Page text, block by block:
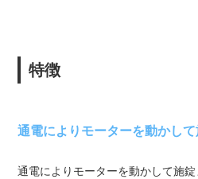
特徴
通電によりモーターを動かし
通電によりモーターを動かして施錠